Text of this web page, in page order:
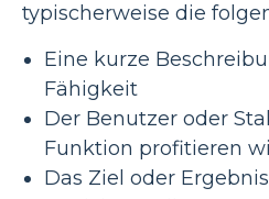
typischerweise die
Eine kurze
Fähigkeit
Der Benutzer oder
Funktion profitieren
Das Ziel oder